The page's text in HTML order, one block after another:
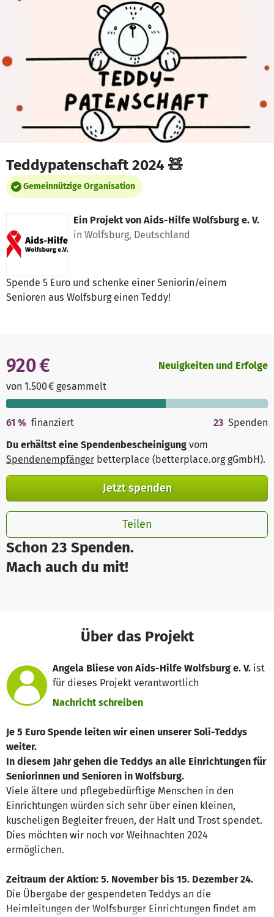
Zum Hauptinhalt springen
Erklärung zur Barrierefreiheit anzeigen
Teddypatenschaft 2024 🧸
Gemeinnützige Organisation
Ein Projekt von Aids-Hilfe Wolfsburg e. V.
in Wolfsburg, Deutschland
Spende 5 Euro und schenke einer Seniorin/einem
Senioren aus Wolfsburg einen Teddy!
Schon 23 Spenden.
Mach auch du mit!
920 €
von 1.500 € gesammelt
Neuigkeiten und Erfolge
61 % finanziert 23 Spenden
Du erhältst eine Spendenbescheinigung vom
Spendenempfänger betterplace (betterplace.org gGmbH).
Jetzt spenden
Teilen
Über das Projekt
Angela Bliese von Aids-Hilfe Wolfsburg e. V. ist
für dieses Projekt verantwortlich
Nachricht schreiben
Je 5 Euro Spende leiten wir einen unserer Soli-Teddys
weiter.
In diesem Jahr gehen die Teddys an alle Einrichtungen für
Seniorinnen und Senioren in Wolfsburg.
Viele ältere und pflegebedürftige Menschen in den
Einrichtungen würden sich sehr über einen kleinen,
kuscheligen Begleiter freuen, der Halt und Trost spendet.
Dies möchten wir noch vor Weihnachten 2024
ermöglichen.
Zeitraum der Aktion: 5. November bis 15. Dezember 24.
Die Übergabe der gespendeten Teddys an die
Heimleitungen der Wolfsburger Einrichtungen findet am